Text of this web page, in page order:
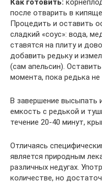
Как готовить:
после отварить в
Процедить и оставить
сладкий «соус»: вода,
ставятся на плиту и
добавить редьку и
(сам апельсин).
момента, пока редька не
В завершение высыпать
емкость с редькой и
течение 20-40 минут,
Отличаясь
является природным
различных недугах.
количестве, но